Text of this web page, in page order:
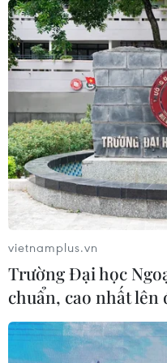
10
đăng ký vào Việt
27/10/2023 03:55
10 tháng qua, tổng vốn
góp vốn mua cổ phần,
tư nước ngoài đạt 25,762
cùng kỳ năm ngoái.
vietnamplus.vn
Trường Đại học
chuẩn, cao nhất lên